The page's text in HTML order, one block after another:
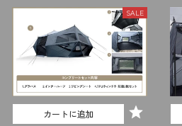
SALE
カートに追加